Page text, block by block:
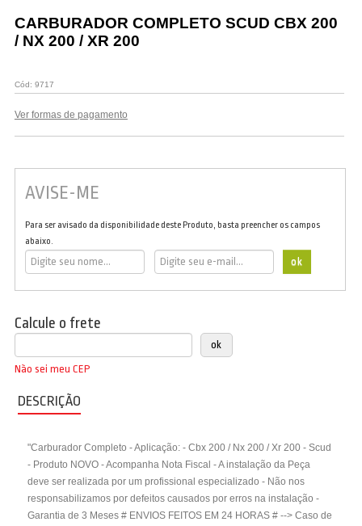
Promoções
CARBURADOR COMPLETO SCUD CBX 200
/ NX 200 / XR 200
Cód: 9717
Ver formas de pagamento
AVISE-ME
Para ser avisado da disponibilidade deste Produto, basta preencher os campos
abaixo.
Calcule o frete
Não sei meu CEP
DESCRIÇÃO
"Carburador Completo - Aplicação: - Cbx 200 / Nx 200 / Xr 200 - Scud
- Produto NOVO - Acompanha Nota Fiscal - A instalação da Peça
deve ser realizada por um profissional especializado - Não nos
responsabilizamos por defeitos causados por erros na instalação -
Garantia de 3 Meses # ENVIOS FEITOS EM 24 HORAS # --> Caso de